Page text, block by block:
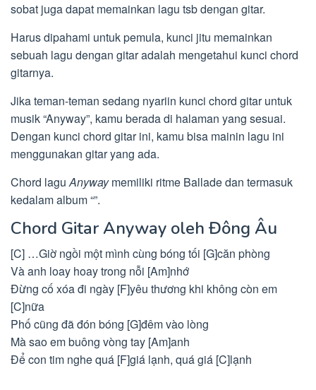
sobat juga dapat memainkan lagu tsb dengan gitar.
Harus dipahami untuk pemula, kunci jitu memainkan
sebuah lagu dengan gitar adalah mengetahui kunci chord
gitarnya.
Jika teman-teman sedang nyariin kunci chord gitar untuk
musik “Anyway”, kamu berada di halaman yang sesuai.
Dengan kunci chord gitar ini, kamu bisa mainin lagu ini
menggunakan gitar yang ada.
Chord laguAnywaymemiliki ritme Ballade dan termasuk
kedalam album “”.
Chord Gitar Anyway oleh Đông Âu
[C] …Giờ ngồi một mình cùng bóng tối [G]căn phòng
Và anh loay hoay trong nỗi [Am]nhớ
Đừng cố xóa đi ngày [F]yêu thương khi không còn em
[C]nữa
Phố cũng đã đón bóng [G]đêm vào lòng
Mà sao em buông vòng tay [Am]anh
Để con tim nghe quá [F]giá lạnh, quá giá [C]lạnh